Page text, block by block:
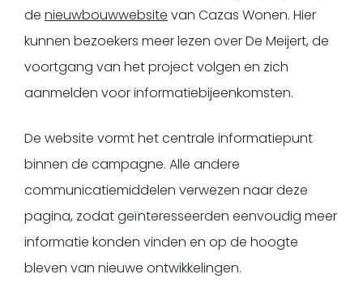
de nieuwbouwwebsite van Cazas Wonen. Hier
kunnen bezoekers meer lezen over De Meijert, de
voortgang van het project volgen en zich
aanmelden voor informatiebijeenkomsten.
De website vormt het centrale informatiepunt
binnen de campagne. Alle andere
communicatiemiddelen verwezen naar deze
pagina, zodat geïnteresseerden eenvoudig meer
informatie konden vinden en op de hoogte
bleven van nieuwe ontwikkelingen.